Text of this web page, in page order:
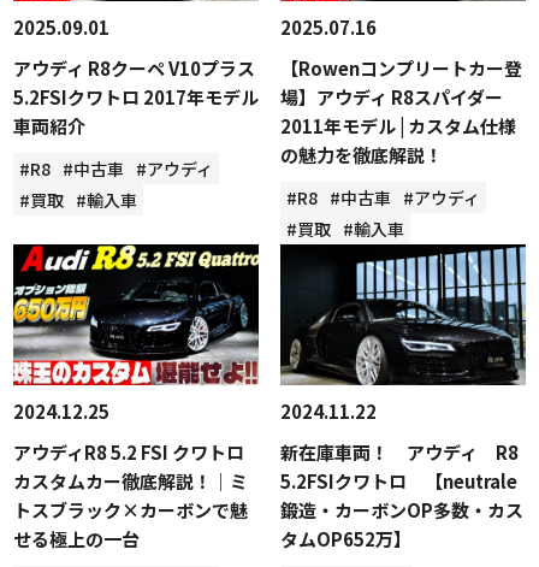
2025.09.01
アウディ R8クーペ V10プラス
5.2FSIクワトロ 2017年モデル
車両紹介
#R8 #中古車 #アウディ
#買取 #輸入車
2025.07.16
【Rowenコンプリートカー登
場】アウディ R8スパイダー
2011年モデル | カスタム仕様
の魅力を徹底解説！
#R8 #中古車 #アウディ
#買取 #輸入車
2024.12.25
アウディR8 5.2 FSI クワトロ
カスタムカー徹底解説！｜ミ
トスブラック×カーボンで魅
せる極上の一台
2024.11.22
新在庫車両！ アウディ R8
5.2FSIクワトロ 【neutrale
鍛造・カーボンOP多数・カス
タムOP652万】